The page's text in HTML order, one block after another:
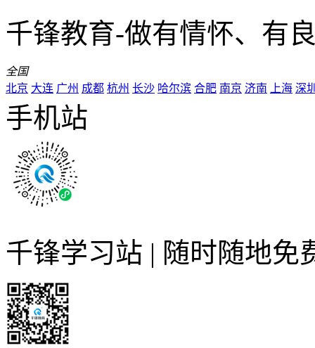
千锋教育-做有情怀、有
全国
北京 大连 广州 成都 杭州 长沙 哈尔滨 合肥 南京 济南 上海 深
手机站
千锋学习站 | 随时随地免